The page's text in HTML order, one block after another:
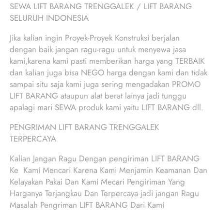
SEWA LIFT BARANG TRENGGALEK / LIFT BARANG
SELURUH INDONESIA
Jika kalian ingin Proyek-Proyek Konstruksi berjalan
dengan baik jangan ragu-ragu untuk menyewa jasa
kami,karena kami pasti memberikan harga yang TERBAIK
dan kalian juga bisa NEGO harga dengan kami dan tidak
sampai situ saja kami juga sering mengadakan PROMO
LIFT BARANG ataupun alat berat lainya jadi tunggu
apalagi mari SEWA produk kami yaitu LIFT BARANG dll.
PENGRIMAN LIFT BARANG TRENGGALEK
TERPERCAYA
Kalian Jangan Ragu Dengan pengiriman LIFT BARANG
Ke Kami Mencari Karena Kami Menjamin Keamanan Dan
Kelayakan Pakai Dan Kami Mecari Pengiriman Yang
Harganya Terjangkau Dan Terpercaya jadi jangan Ragu
Masalah Pengriman LIFT BARANG Dari Kami